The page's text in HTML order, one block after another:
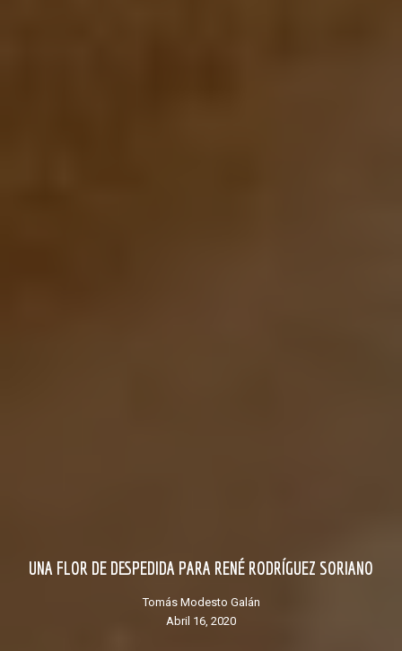
UNA FLOR DE DESPEDIDA PARA RENÉ RODRÍGUEZ SORIANO
Tomás Modesto Galán
abril 16, 2020